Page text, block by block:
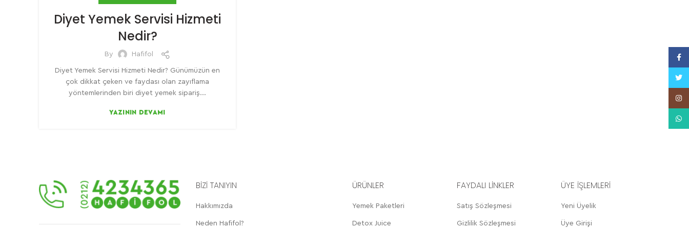
Diyet Yemek Servisi Hizmeti
Nedir?
By Hafifol
Diyet Yemek Servisi Hizmeti Nedir? Günümüzün en
çok dikkat çeken ve faydası olan zayıflama
yöntemlerinden biri diyet yemek sipariş...
YAZININ DEVAMI
BİZİ TANIYIN
Hakkımızda
Neden Hafifol?
ÜRÜNLER
Yemek Paketleri
Detox Juice
FAYDALI LİNKLER
Satış Sözleşmesi
Gizlilik Sözleşmesi
ÜYE İŞLEMLERİ
Yeni Üyelik
Üye Girişi